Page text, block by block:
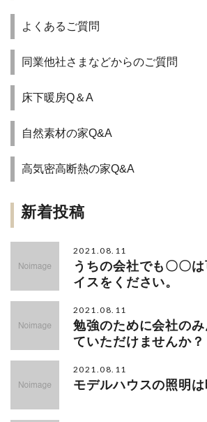
よくあるご質問
同業他社さまなどからのご質問
床下暖房Q＆A
自然素材の家Q&A
高気密高断熱の家Q&A
新着投稿
2021.08.11
うちの会社でも〇〇
イスをください。
2021.08.11
勉強のために会社の
ていただけませんか？
2021.08.11
モデルハウスの照明